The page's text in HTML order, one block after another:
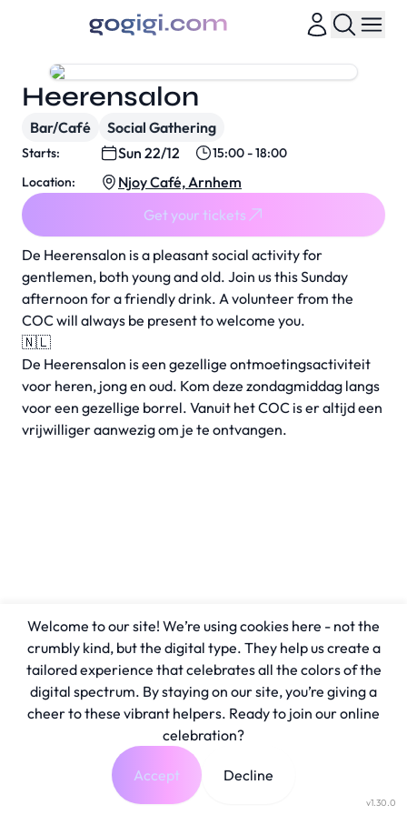
De Heerensalon is a pleasant social activity for
gentlemen, both young and old. Join us this Sunday
afternoon for a friendly drink. A volunteer from the
COC will always be present to welcome you.
🇳🇱
De Heerensalon is een gezellige ontmoetingsactiviteit
voor heren, jong en oud. Kom deze zondagmiddag langs
voor een gezellige borrel. Vanuit het COC is er altijd een
vrijwilliger aanwezig om je te ontvangen.
Heerensalon
Bar/Café Social Gathering
Starts: Sun 22/12
15:00 - 18:00
Location:
Njoy Café, Arnhem
Get your tickets
v1.30.0
Welcome to our site! We’re using cookies here - not the
crumbly kind, but the digital type. They help us create a
tailored experience that celebrates all the colors of the
digital spectrum. By staying on our site, you’re giving a
cheer to these vibrant helpers. Ready to join our online
celebration?
Accept Decline